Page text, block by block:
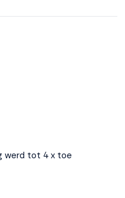
werd tot 4 x toe